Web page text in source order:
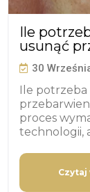
Ile
usunąć
30
Ile potrzeba
proces
technologii,
Czytaj